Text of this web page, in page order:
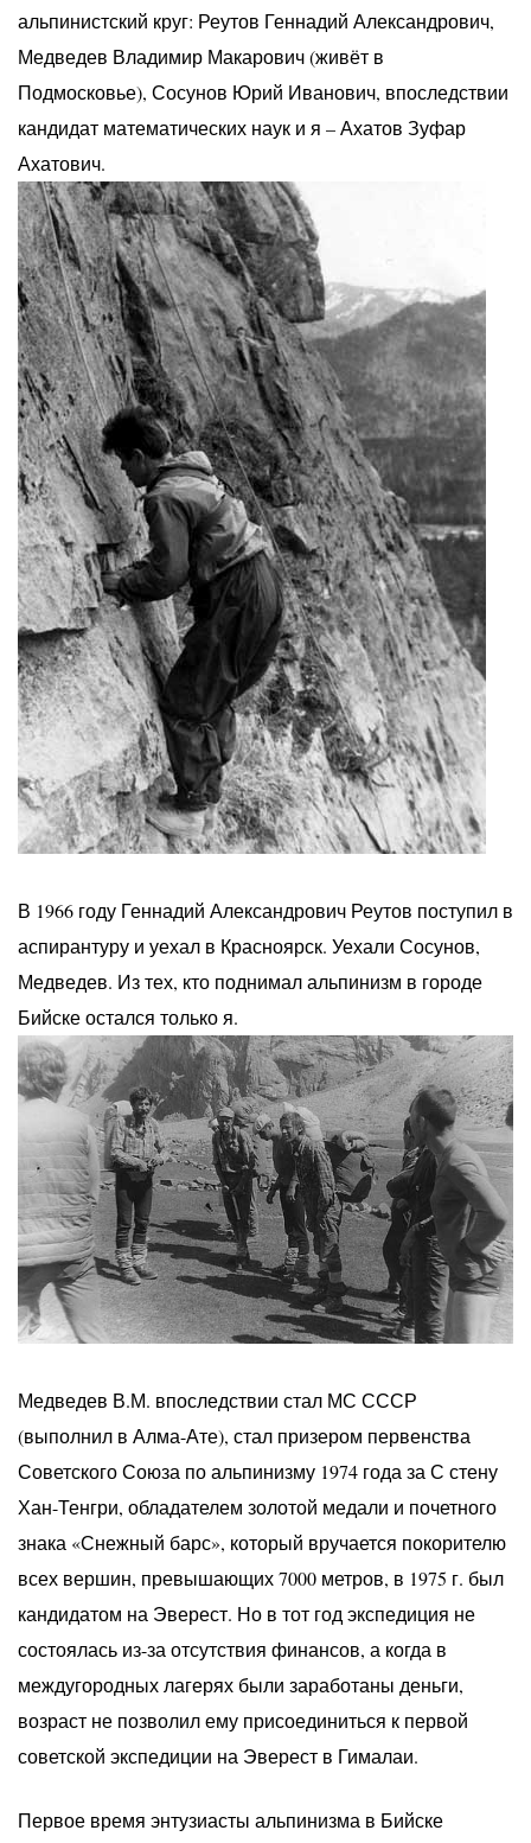
альпинистский круг: Реутов Геннадий Александрович,
Медведев Владимир Макарович (живёт в
Подмосковье), Сосунов Юрий Иванович, впоследствии
кандидат математических наук и я – Ахатов Зуфар
Ахатович.
В 1966 году Геннадий Александрович Реутов поступил в
аспирантуру и уехал в Красноярск. Уехали Сосунов,
Медведев. Из тех, кто поднимал альпинизм в городе
Бийске остался только я.
Медведев В.М. впоследствии стал МС СССР
(выполнил в Алма-Ате), стал призером первенства
Советского Союза по альпинизму 1974 года за С стену
Хан-Тенгри, обладателем золотой медали и почетного
знака «Снежный барс», который вручается покорителю
всех вершин, превышающих 7000 метров, в 1975 г. был
кандидатом на Эверест. Но в тот год экспедиция не
состоялась из-за отсутствия финансов, а когда в
междугородных лагерях были заработаны деньги,
возраст не позволил ему присоединиться к первой
советской экспедиции на Эверест в Гималаи.
Первое время энтузиасты альпинизма в Бийске